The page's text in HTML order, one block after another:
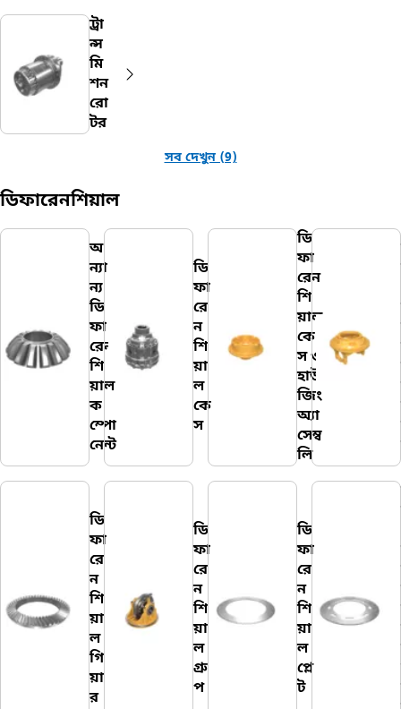
ট্রা
ন্স
মি
শন
রো
টর
সব দেখুন (9)
ডিফারেনশিয়াল
অ
ন্যা
ন্য
ডি
ফা
রেন
শি
য়াল
ক
ম্পো
নেন্ট
ডি
ফা
রে
ন
শি
য়া
ল
কে
স
ডি
ফা
রেন
শি
য়াল
কে
স ও
হাউ
জিং
অ্যা
সেম্ব
লি
ডি
ফা
রে
ন
শি
য়া
ল
গি
য়া
র
ডি
ফা
রে
ন
শি
য়া
ল
গ্রু
প
ডি
ফা
রে
ন
শি
য়া
ল
প্লে
ট